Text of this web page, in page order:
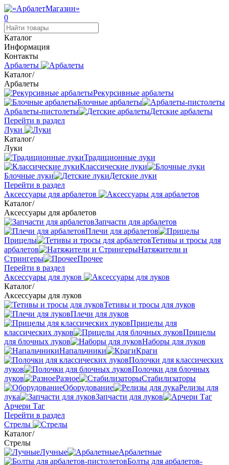
0
Каталог
Информация
Контакты
Арбалеты
Каталог/
Арбалеты
Рекурсивные арбалеты
Блочные арбалеты
Арбалеты-пистолеты
Детские арбалеты
Перейти в раздел
Луки
Каталог/
Луки
Традиционные луки
Классические луки
Блочные луки
Детские луки
Перейти в раздел
Аксессуары для арбалетов
Каталог/
Аксессуары для арбалетов
Запчасти для арбалетов
Плечи для арбалетов
Прицелы
Тетивы и тросы для
арбалетов
Натяжители и
Стрингеры
Прочее
Перейти в раздел
Аксессуары для луков
Каталог/
Аксессуары для луков
Тетивы и тросы для луков
Плечи для луков
Прицелы для
классических луков
Прицелы
для блочных луков
Наборы для луков
Напальчники
Краги
Полочки для классических
луков
Полочки для блочных
луков
Разное
Стабилизаторы
Оборудование
Релизы для
лука
Запчасти для луков
Арчери Таг
Перейти в раздел
Стрелы
Каталог/
Стрелы
Лучные
Арбалетные
Болты для арбалетов-